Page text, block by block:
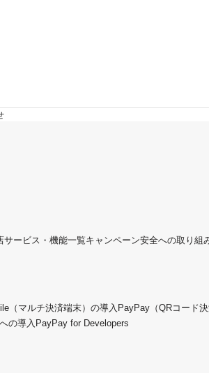
サービス・機能一覧キャンペーン安全への取り組
（マルチ決済端末）の導入 PayPay（QRコード
の導入 PayPay for Developers